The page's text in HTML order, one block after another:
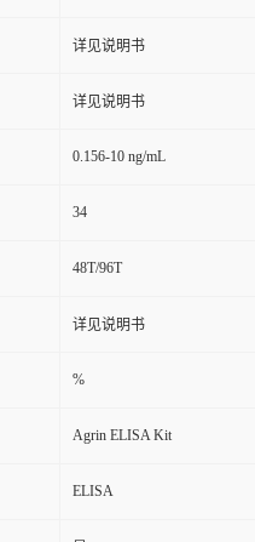
详见说明书
详见说明书
0.156-10 ng/mL
34
48T/96T
详见说明书
%
Agrin ELISA Kit
ELISA